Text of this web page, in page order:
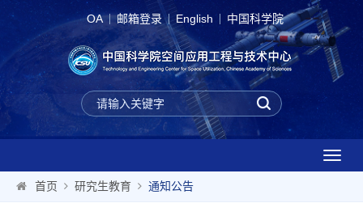
OA 邮箱登录 English 中国科学院
T
o
首页 研究生教育 通知公告